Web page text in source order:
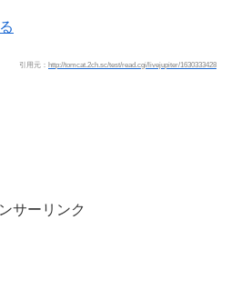
引用元： http://tomcat.2ch.sc/test/read.cgi/livejupiter/1630333428
サーリンク